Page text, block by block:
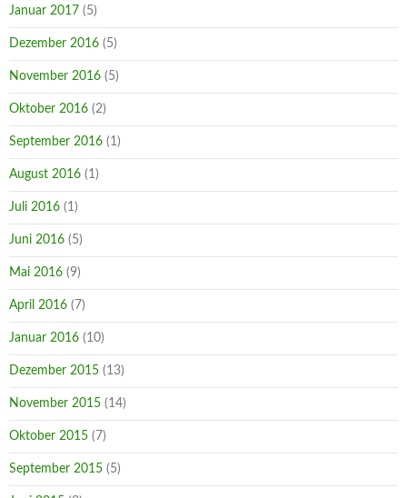
Januar 2017 (5)
Dezember 2016 (5)
November 2016 (5)
Oktober 2016 (2)
September 2016 (1)
August 2016 (1)
Juli 2016 (1)
Juni 2016 (5)
Mai 2016 (9)
April 2016 (7)
Januar 2016 (10)
Dezember 2015 (13)
November 2015 (14)
Oktober 2015 (7)
September 2015 (5)